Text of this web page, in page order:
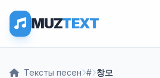
MUZTEXT
Тексты песен # 창모